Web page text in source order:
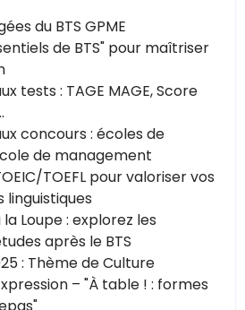
du BTS GPME
de BTS" pour maîtriser
tests : TAGE MAGE, Score
concours : écoles de
de management
TOEFL pour valoriser vos
Loupe : explorez les
après le BTS
: Thème de Culture
– "À table ! : formes